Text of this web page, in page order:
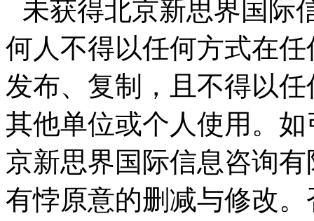
未获得北京新思界国际
何人不得以任何方式在
发布、复制，且不得以
其他单位或个人使用。
京新思界国际信息咨询
有悖原意的删减与修改